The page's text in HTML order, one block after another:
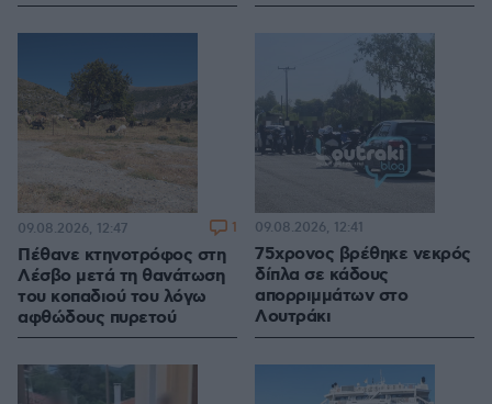
Πέθανε κτηνοτρόφος στη
Λέσβο μετά τη θανάτωση
του κοπαδιού του λόγω
αφθώδους πυρετού
09.08.2026, 12:47 1
75χρονος βρέθηκε νεκρός
δίπλα σε κάδους
απορριμμάτων στο
Λουτράκι
09.08.2026, 12:41